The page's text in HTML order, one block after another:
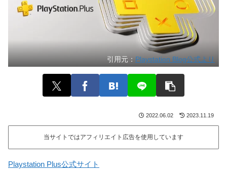
引用元： Playstation Blog公式より
2022.06.02 2023.11.19
当サイトではアフィリエイト広告を使用しています
Playstation Plus公式サイト